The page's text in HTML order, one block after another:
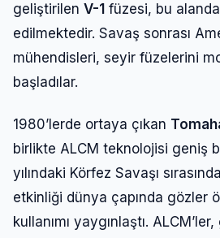
geliştirilen V-1 füzesi, bu
edilmektedir. Savaş sonrası
mühendisleri, seyir füzelerini
başladılar.
1980’lerde ortaya çıkan
birlikte ALCM teknolojisi geniş
yılındaki Körfez Savaşı
etkinliği dünya çapında gözler
kullanımı yaygınlaştı.